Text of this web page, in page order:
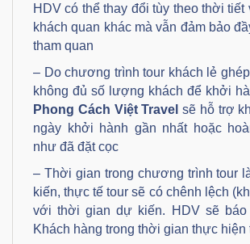
HDV có thể thay đổi tùy theo thời tiết
khách quan khác mà vẫn đảm bảo
tham quan
– Do chương trình tour khách lẻ
không đủ số lượng khách để khởi
Phong Cách Việt Travel sẽ hỗ trợ
ngày khởi hành gần nhất hoặc
như đã đặt cọc
– Thời gian trong chương trình tour
kiến, thực tế tour sẽ có chênh lệch
với thời gian dự kiến. HDV sẽ báo
Khách hàng trong thời gian thực hiện